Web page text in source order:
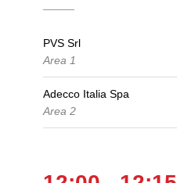
PVS Srl
Area 1
Adecco Italia Spa
Area 2